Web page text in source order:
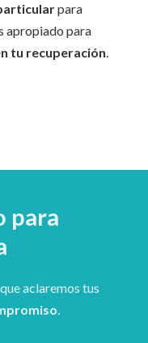
para
apropiado para
tu recuperación.
para
aclaremos tus
.